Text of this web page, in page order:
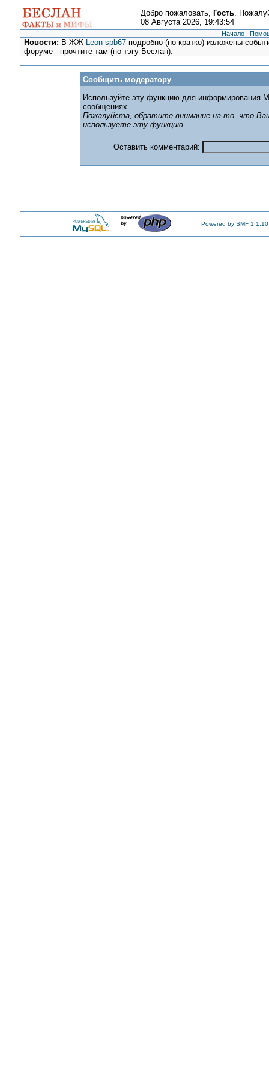
Добро пожаловать, Гость.
08 Августа 2026, 19:43:54
Начало |
Новости: В ЖЖ Leon-spb67 подробно (но кратко) изложены
форуме - прочтите там (по тэгу Беслан).
Сообщить модератору
Используйте эту функцию для информирования
сообщениях.
Пожалуйста, обратите внимание на то, что
используете эту функцию.
Оставить комментарий:
Powered by SMF 1.1.10